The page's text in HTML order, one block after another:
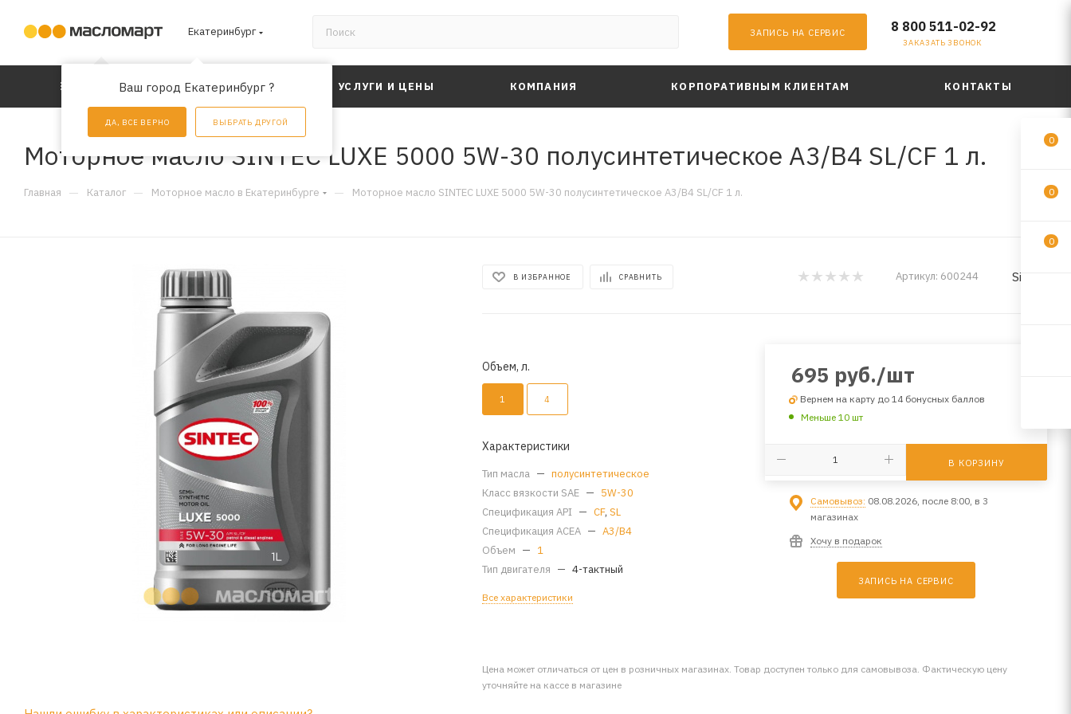
Екатеринбург
Ваш город Екатеринбург ?
ДА, ВСЕ ВЕРНО ВЫБРАТЬ ДРУГОЙ
ЗАПИСЬ НА СЕРВИС 8 800 511-02-92
ЗАКАЗАТЬ ЗВОНОК
КАТАЛОГ АКЦИИ УСЛУГИ И ЦЕНЫ КОМПАНИЯ КОРПОРАТИВНЫМ КЛИЕНТАМ КОНТАКТЫ
Моторное масло SINTEC LUXE 5000 5W-30 полусинтетическое A3/B4 SL/CF 1 л.
Главная — Каталог — Моторное масло в Екатеринбурге — Моторное масло SINTEC LUXE 5000 5W-30 полусинтетическое A3/B4 SL/CF 1 л.
В ИЗБРАННОЕ СРАВНИТЬ Артикул: 600244 Sintec
Объем, л.
1 4
Характеристики
Тип масла — полусинтетическое
Класс вязкости SAE — 5W-30
Спецификация API — CF,SL
Спецификация ACEA — A3/B4
Объем — 1
Тип двигателя — 4-тактный
Все характеристики
695 руб./шт
Вернем на карту до 14 бонусных баллов
Меньше 10 шт
В КОРЗИНУ
Самовывоз: 08.08.2026, после 8:00, в 3
магазинах
Хочу в подарок
ЗАПИСЬ НА СЕРВИС
Цена может отличаться от цен в розничных магазинах. Товар доступен только для самовывоза. Фактическую цену
уточняйте на кассе в магазине
0
0
0